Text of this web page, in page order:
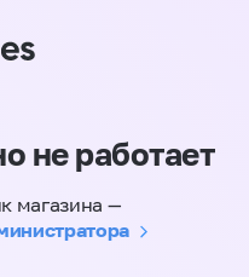
не работает
магазина —